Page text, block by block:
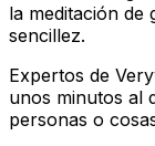
la meditación de
sencillez.
Expertos de
unos minutos al
personas o